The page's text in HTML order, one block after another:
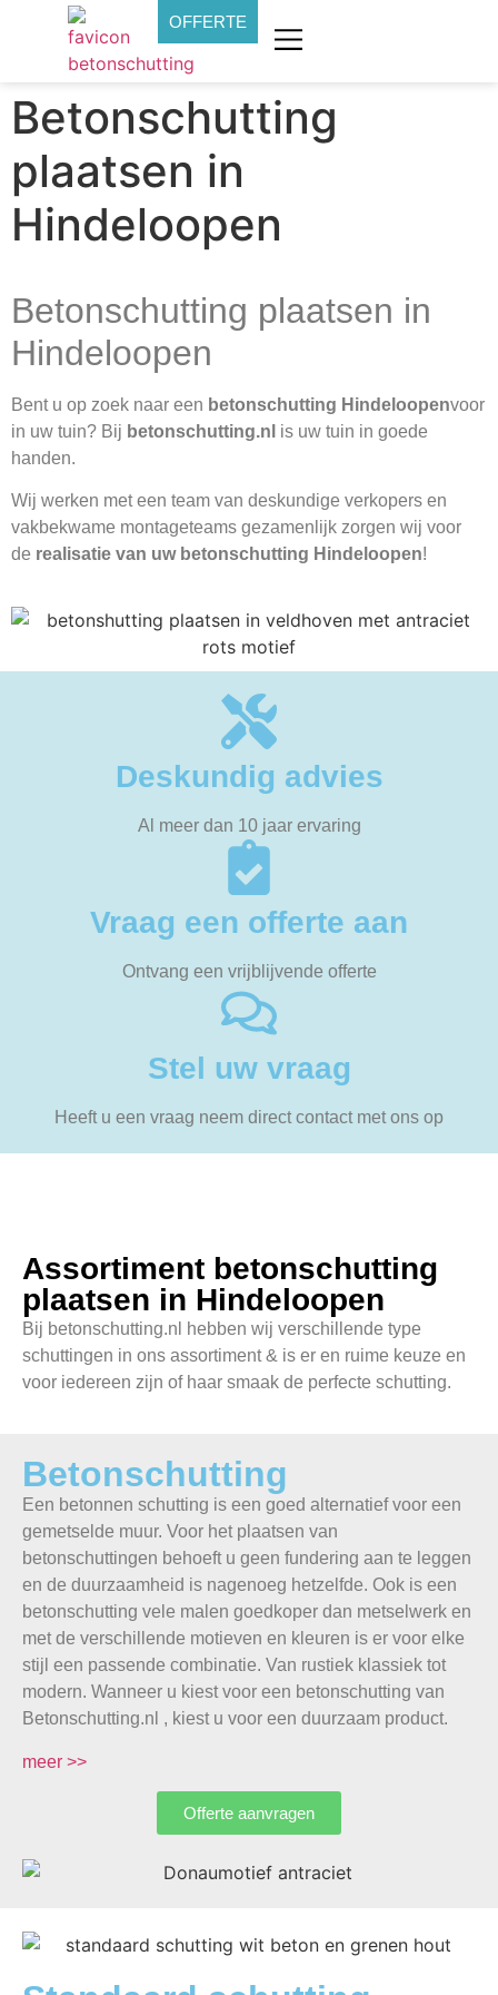
OFFERTE
Betonschutting
plaatsen in
Hindeloopen
Betonschutting plaatsen in
Hindeloopen
Bent u op zoek naar een betonschutting Hindeloopenvoor
in uw tuin? Bij betonschutting.nl is uw tuin in goede
handen.
Wij werken met een team van deskundige verkopers en
vakbekwame montageteams gezamenlijk zorgen wij voor
de realisatie van uw betonschutting Hindeloopen!
Deskundig advies
Al meer dan 10 jaar ervaring
Vraag een offerte aan
Ontvang een vrijblijvende offerte
Stel uw vraag
Heeft u een vraag neem direct contact met ons op
Assortiment betonschutting
plaatsen in Hindeloopen
Bij betonschutting.nl hebben wij verschillende type
schuttingen in ons assortiment & is er en ruime keuze en
voor iedereen zijn of haar smaak de perfecte schutting.
Betonschutting
Een betonnen schutting is een goed alternatief voor een
gemetselde muur. Voor het plaatsen van
betonschuttingen behoeft u geen fundering aan te leggen
en de duurzaamheid is nagenoeg hetzelfde. Ook is een
betonschutting vele malen goedkoper dan metselwerk en
met de verschillende motieven en kleuren is er voor elke
stijl een passende combinatie. Van rustiek klassiek tot
modern. Wanneer u kiest voor een betonschutting van
Betonschutting.nl , kiest u voor een duurzaam product.
meer >>
Offerte aanvragen